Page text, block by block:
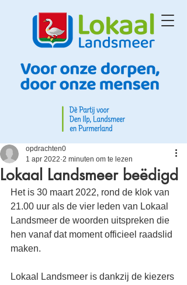
Lokaal Landsmeer beëdigd
opdrachten0
1 apr 2022 2 minuten om te lezen
Het is 30 maart 2022, rond de klok van
21.00 uur als de vier leden van Lokaal
Landsmeer de woorden uitspreken die
hen vanaf dat moment officieel raadslid
maken.
Lokaal Landsmeer is dankzij de kiezers